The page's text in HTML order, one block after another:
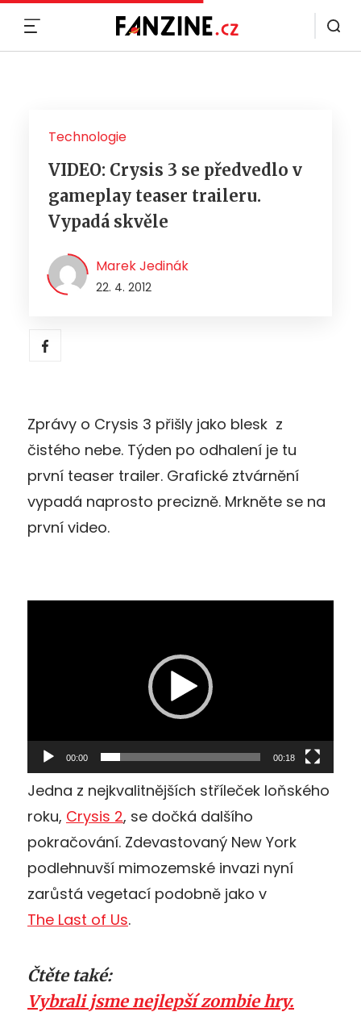
Technologie
VIDEO: Crysis 3 se předvedlo v
gameplay teaser traileru.
Vypadá skvěle
Marek Jedinák
22. 4. 2012
Zprávy o Crysis 3 přišly jako blesk z
čistého nebe. Týden po odhalení je tu
první teaser trailer. Grafické ztvárnění
vypadá naprosto precizně. Mrkněte se na
první video.
00:00 00:18
Jedna z nejkvalitnějších stříleček loňského
roku, Crysis 2, se dočká dalšího
pokračování. Zdevastovaný New York
podlehnuvší mimozemské invazi nyní
zarůstá vegetací podobně jako v
The Last of Us.
Čtěte také:
Vybrali jsme nejlepší zombie hry.